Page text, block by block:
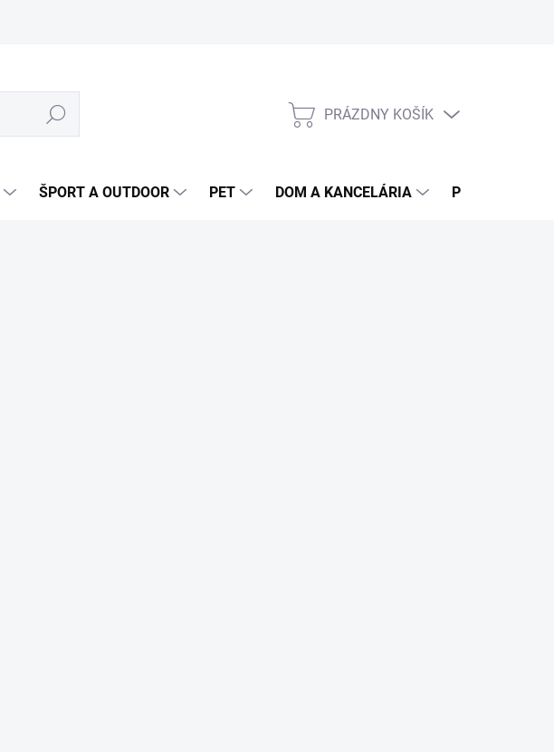
Hľadať
NÁKUPNÝ
PRÁZDNY KOŠÍK
ŠPORT A OUTDOOR PET DOM A KANCELÁRIA POTRAVINY